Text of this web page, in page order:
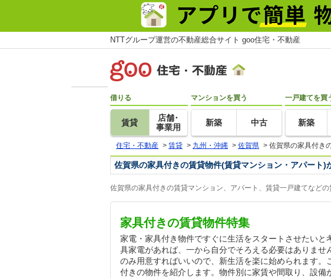
NTTグループ運営の不動産総合サイト goo住宅・不動産
借りる
賃貸
店舗･
事業用
マンションを買う
新築 中古
一戸建てを買
新築
住宅・不動産 > 賃貸 > 九州・沖縄 > 佐賀県 > 佐賀県の家具付き
佐賀県の家具付きの賃貸物件(賃貸マンション・アパート)
佐賀県の家具付きの賃貸マンション、アパート、賃貸一戸建てなど
家具付きの賃貸物件特集
家電・家具付き物件ですぐに生活をスタートさせたいと
具家電があれば、一から自分でそろえる必要はありませ
のみ用意すればいいので、新生活を楽に始められます。
付きの物件を紹介します。物件別に家賃や間取り、設備